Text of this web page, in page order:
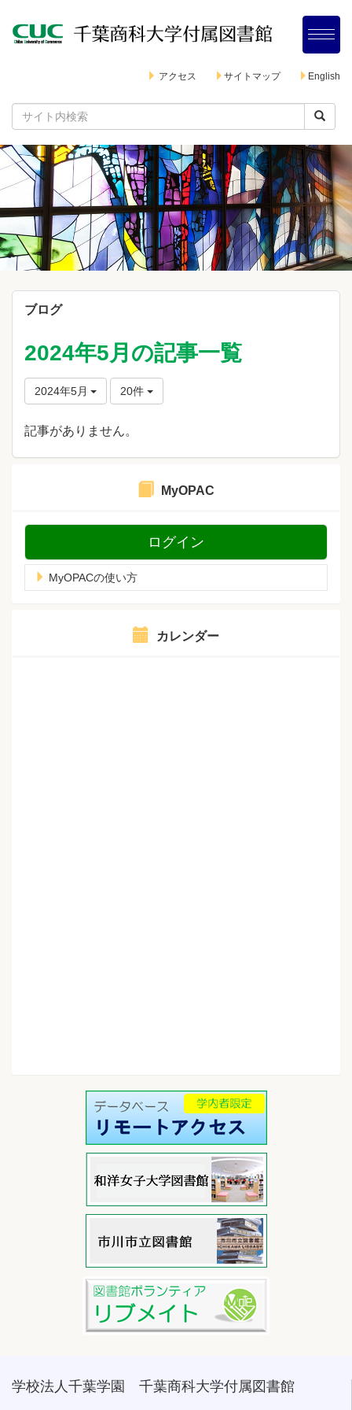
アクセス サイトマップ English
ブログ
2024年5月の記事一覧
2024年5月 20件
記事がありません。
MyOPAC
ログイン
MyOPACの使い方
カレンダー
学校法人千葉学園 千葉商科大学付属図書館